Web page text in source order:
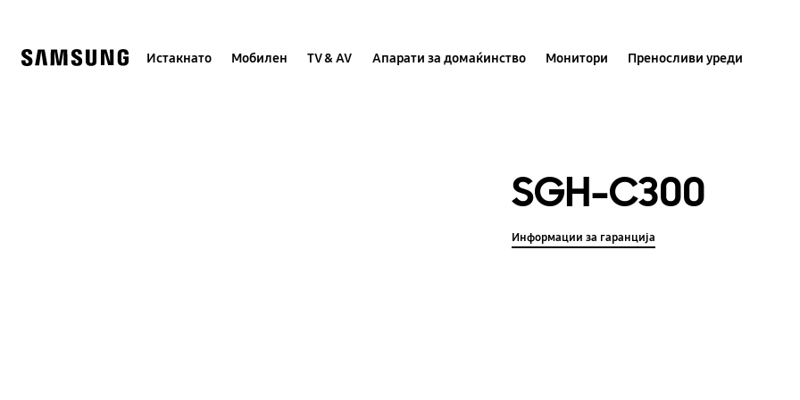
Истакнато Мобилен TV & AV Апарати за домаќинство Монитори Преносливи уреди
SGH-C300
Информации за гаранција